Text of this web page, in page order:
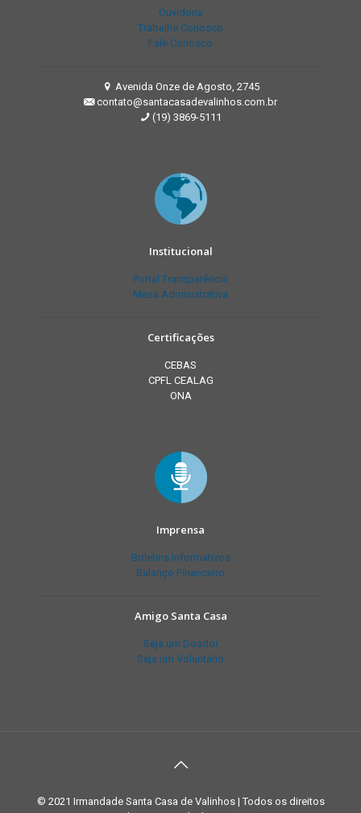
Ouvidoria
Trabalhe Conosco
Fale Conosco
Avenida Onze de Agosto, 2745
contato@santacasadevalinhos.com.br
(19) 3869-5111
Institucional
Portal Transparência
Mesa Administrativa
Certificações
CEBAS
CPFL CEALAG
ONA
Imprensa
Boletins Informativos
Balanço Financeiro
Amigo Santa Casa
Seja um Doador
Seja um Voluntário
© 2021 Irmandade Santa Casa de Valinhos | Todos os direitos